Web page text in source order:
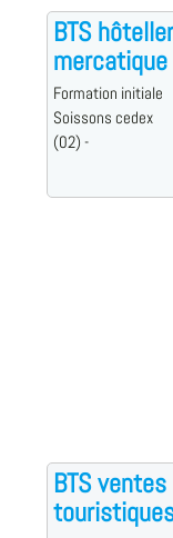
BTS
Formation initiale
Soissons cedex
(02) -
BTS